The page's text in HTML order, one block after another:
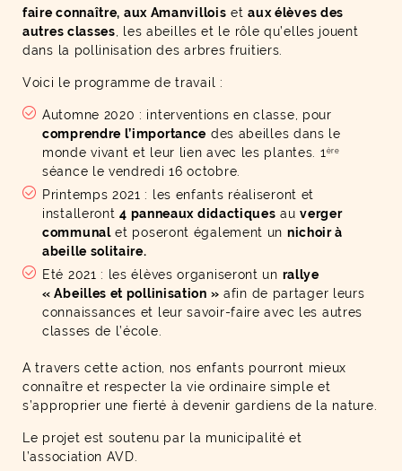
faire connaître, aux Amanvillois etaux élèves des
autres classes , les abeilles et le rôle qu’elles jouent
dans la pollinisation des arbres fruitiers.
Voici le programme de travail :
Automne 2020 : interventions en classe, pour
comprendre l’importance des abeilles dans le
monde vivant et leur lien avec les plantes. 1 ère
séance le vendredi 16 octobre.
Printemps 2021 : les enfants réaliseront et
installeront4 panneaux didactiques auverger
communalet poseront également un nichoir à
abeille solitaire.
Eté 2021 : les élèves organiseront un rallye
« Abeilles et pollinisation » afin de partager leurs
connaissances et leur savoir-faire avec les autres
classes de l’école.
A travers cette action, nos enfants pourront mieux
connaître et respecter la vie ordinaire simple et
s’approprier une fierté à devenir gardiens de la nature.
Le projet est soutenu par la municipalité et
l’association AVD.